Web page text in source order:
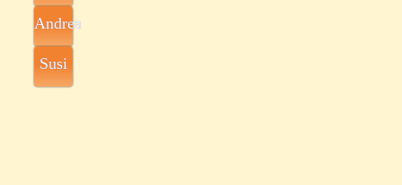
Andrea
Susi